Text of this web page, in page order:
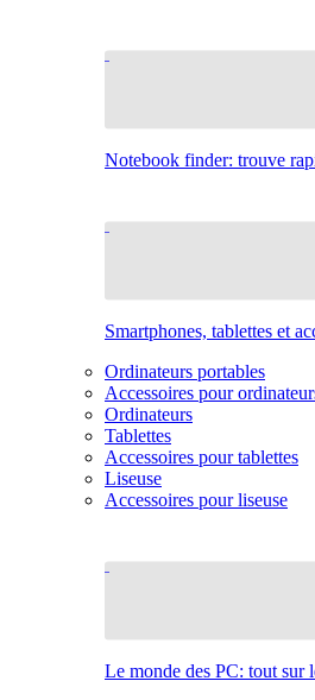
Notebook finder: trouve
Smartphones, tablettes et
Ordinateurs portables
Accessoires pour
Ordinateurs
Tablettes
Accessoires pour tablettes
Liseuse
Accessoires pour liseuse
Le monde des PC: tout sur